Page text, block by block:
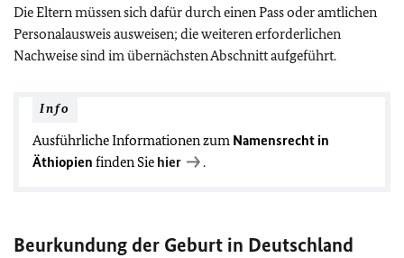
Die Eltern müssen sich dafür durch einen Pass oder amtlichen
Personalausweis ausweisen; die weiteren erforderlichen
Nachweise sind im übernächsten Abschnitt aufgeführt.
Info
Ausführliche Informationen zum Namensrecht in
Äthiopien finden Sie hier .
Beurkundung der Geburt in Deutschland